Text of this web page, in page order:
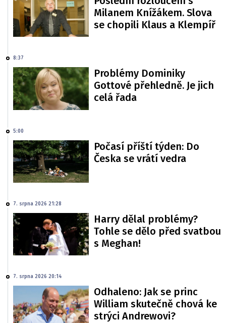
Milanem Knížákem. Slova
se chopili Klaus a Klempíř
8:37
Problémy Dominiky
Gottové přehledně. Je jich
celá řada
5:00
Počasí příští týden: Do
Česka se vrátí vedra
7. srpna 2026 21:28
Harry dělal problémy?
Tohle se dělo před svatbou
s Meghan!
7. srpna 2026 20:14
Odhaleno: Jak se princ
William skutečně chová ke
strýci Andrewovi?